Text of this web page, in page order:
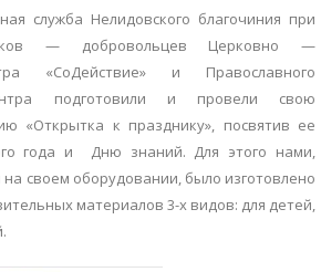
служба Нелидовского благочиния при
— добровольцев Церковно —
«СоДействие» и Православного
подготовили и провели свою
«Открытка к празднику», посвятив ее
года и Дню знаний. Для этого нами,
своем оборудовании, было изготовлено
материалов 3-х видов: для детей,